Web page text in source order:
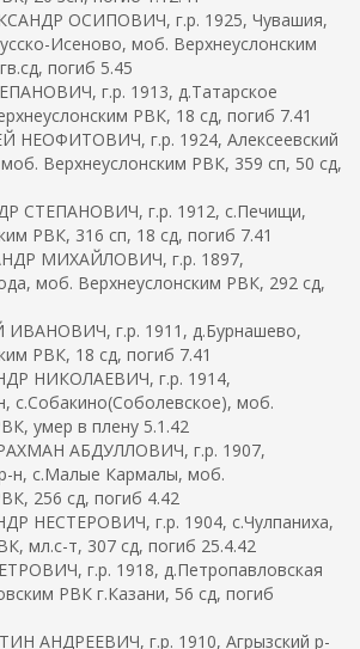
ОСИПОВИЧ, г.р. 1925, Чувашия,
Исеново, моб. Верхнеуслонским
погиб 5.45
г.р. 1913, д.Татарское
РВК, 18 сд, погиб 7.41
НЕОФИТОВИЧ, г.р. 1924, Алексеевский
Верхнеуслонским РВК, 359 сп, 50 сд,
СТЕПАНОВИЧ, г.р. 1912, с.Печищи,
РВК, 316 сп, 18 сд, погиб 7.41
МИХАЙЛОВИЧ, г.р. 1897,
моб. Верхнеуслонским РВК, 292 сд,
г.р. 1911, д.Бурнашево,
РВК, 18 сд, погиб 7.41
НИКОЛАЕВИЧ, г.р. 1914,
с.Собакино(Соболевское), моб.
умер в плену 5.1.42
АБДУЛЛОВИЧ, г.р. 1907,
н, с.Малые Кармалы, моб.
256 сд, погиб 4.42
НЕСТЕРОВИЧ, г.р. 1904, с.Чулпаниха,
мл.с-т, 307 сд, погиб 25.4.42
г.р. 1918, д.Петропавловская
РВК г.Казани, 56 сд, погиб
АНДРЕЕВИЧ, г.р. 1910, Агрызский р-